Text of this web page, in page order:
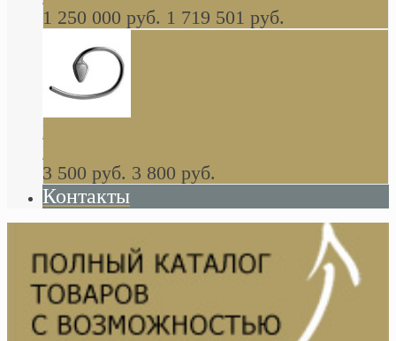
1 250 000 руб. 1 719 501 руб.
Khala Colombo аксессуары (серия) В
НАЛИЧИИ
3 500 руб. 3 800 руб.
Контакты